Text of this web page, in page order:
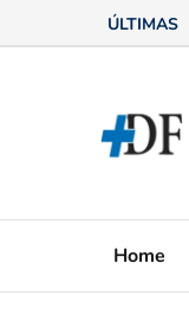
ÚLTIMAS
Home